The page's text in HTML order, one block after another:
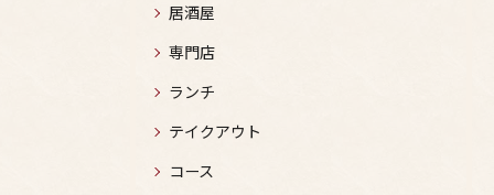
居酒屋
専門店
ランチ
テイクアウト
コース